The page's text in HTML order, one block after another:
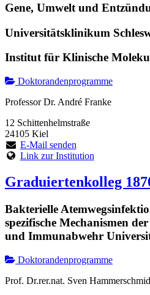
Gene, Umwelt und
Universitätsklinikum
Institut für Klinische
Doktorandenprogramme
Professor Dr. André Franke
12 Schittenhelmstraße
24105 Kiel
E-Mail senden
Link zur Institution
Graduiertenkolleg
Bakterielle
spezifische Mechanismen
und Immunabwehr
Doktorandenprogramme
Prof. Dr.rer.nat. Sven